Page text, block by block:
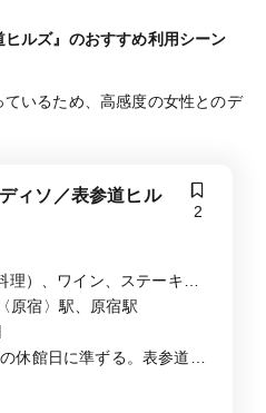
ヒルズ』のおすすめ利用シーン
いるため、高感度の女性とのデ
ィソ／表参道ヒル
2
）、ワイン、ステーキ・
原宿〉駅、原宿駅
休館日に準ずる。表参道ヒ